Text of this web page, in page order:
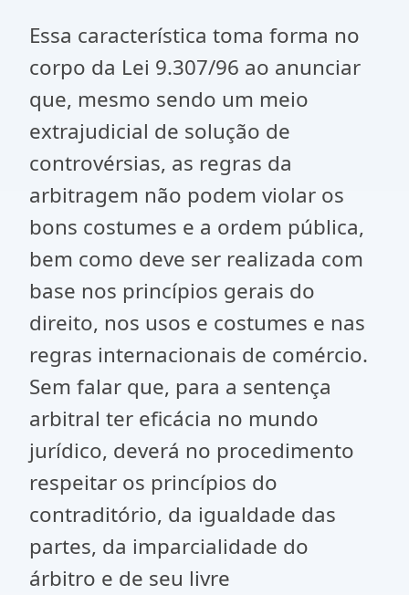
Essa característica toma forma no
corpo da Lei 9.307/96 ao anunciar
que, mesmo sendo um meio
extrajudicial de solução de
controvérsias, as regras da
arbitragem não podem violar os
bons costumes e a ordem pública,
bem como deve ser realizada com
base nos princípios gerais do
direito, nos usos e costumes e nas
regras internacionais de comércio.
Sem falar que, para a sentença
arbitral ter eficácia no mundo
jurídico, deverá no procedimento
respeitar os princípios do
contraditório, da igualdade das
partes, da imparcialidade do
árbitro e de seu livre